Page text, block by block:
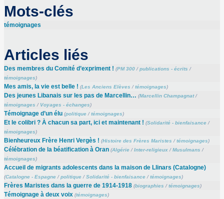
Mots-clés
témoignages
Articles liés
Des membres du Comité d’expriment ! (PM 300/publications - écrits /
témoignages)
Mes amis, la vie est belle ! (Les Anciens Elèves /témoignages)
Des jeunes Libanais sur les pas de Marcellin… (Marcellin Champagnat/
témoignages / Voyages - échanges)
Témoignage d’un élu (politique/témoignages)
Et le colibri ? À chacun sa part, ici et maintenant ! (Solidarité - bienfaisance/
témoignages)
Bienheureux Frère Henri Vergès ! (Histoire des Frères Maristes /témoignages)
Célébration de la béatification à Oran (Algérie/Inter-religieux/Musulmans /
témoignages)
Accueil de migrants adolescents dans la maison de Llinars (Catalogne)
(Catalogne - Espagne/politique/Solidarité - bienfaisance/témoignages)
Frères Maristes dans la guerre de 1914-1918 (biographies /témoignages)
Témoignage à deux voix (témoignages)